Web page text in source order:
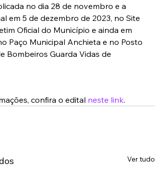
no dia 28 de novembro e a
em 5 de dezembro de 2023, no Site
Oficial do Município e ainda em
Paço Municipal Anchieta e no Posto
Bombeiros Guarda Vidas de
confira o edital neste link.
Ver tudo